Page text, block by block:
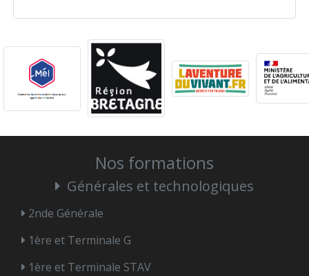
Nos formations
Générales et technologiques
2nde Générale
1ère et Terminale G
1ère et Terminale STAV